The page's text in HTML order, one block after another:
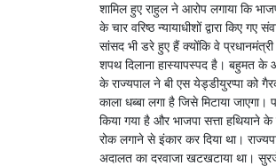
शामिल हुए राहुल ने आरोप लगाया कि
के चार वरिष्ठ न्यायाधीशों द्वारा किए
सांसद भी डरे हुए हैं क्योंकि वे
शपथ दिलाना हास्यापस्पद है। बहुमत
के राज्यपाल ने बी एस येड्डीयुरप्पा को
काला धब्बा लगा है जिसे मिटाया
किया गया है और भाजपा सत्ता
रोक लगाने से इंकार कर दिया था।
अदालत का दरवाजा खटखटाया था।